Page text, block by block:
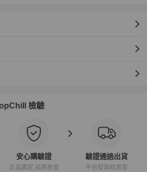
檢驗
安心購驗證
正品鑑定 品質檢查
驗證通過出貨
平台發貨給買家